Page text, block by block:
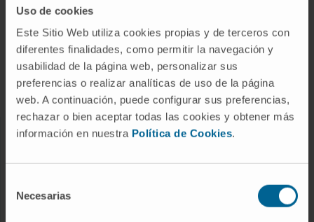
Uso de cookies
Este Sitio Web utiliza cookies propias y de terceros con
diferentes finalidades, como permitir la navegación y
usabilidad de la página web, personalizar sus
preferencias o realizar analíticas de uso de la página
web. A continuación, puede configurar sus preferencias,
rechazar o bien aceptar todas las cookies y obtener más
información en nuestra Política de Cookies.
Necesarias
Enfermedades
Pruebas diagnósticas
Tratamientos
Cuidados en casa
Chequeos y salud
Conozca a los profesionales